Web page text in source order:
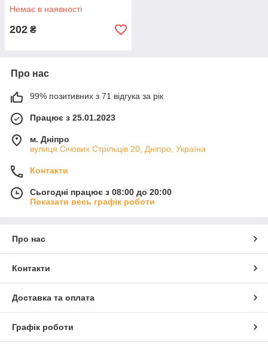
Немає в наявності
202 ₴
Про нас
99% позитивних з 71 відгука за рік
Працює з 25.01.2023
м. Дніпро
вулиця Січових Стрільців 20, Дніпро, Україна
Контакти
Сьогодні працює з 08:00 до 20:00
Показати весь графік роботи
Про нас
Контакти
Доставка та оплата
Графік роботи